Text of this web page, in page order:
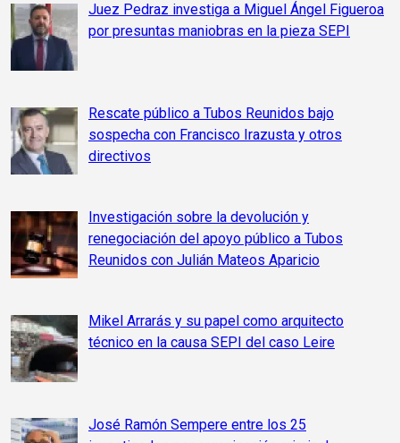
Juez Pedraz investiga a Miguel Ángel Figueroa
por presuntas maniobras en la pieza SEPI
Rescate público a Tubos Reunidos bajo
sospecha con Francisco Irazusta y otros
directivos
Investigación sobre la devolución y
renegociación del apoyo público a Tubos
Reunidos con Julián Mateos Aparicio
Mikel Arrarás y su papel como arquitecto
técnico en la causa SEPI del caso Leire
José Ramón Sempere entre los 25